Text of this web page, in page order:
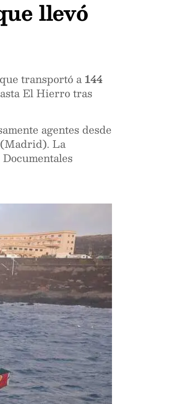
llevó
transportó a 144
El Hierro tras
agentes desde
(Madrid). La